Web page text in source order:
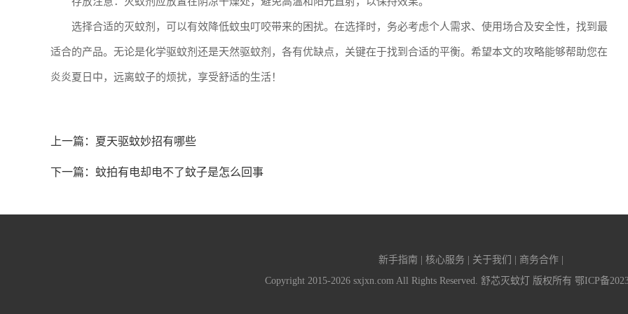
选择合适的灭蚊剂，可以有效降低蚊虫叮咬带来的困扰。在选择时，务必考虑个人需求、使用场合及安全性，找到最
适合的产品。无论是化学驱蚊剂还是天然驱蚊剂，各有优缺点，关键在于找到合适的平衡。希望本文的攻略能够帮助您在
炎炎夏日中，远离蚊子的烦扰，享受舒适的生活！
上一篇： 夏天驱蚊妙招有哪些
下一篇： 蚊拍有电却电不了蚊子是怎么回事
新手指南 | 核心服务 | 关于我们 | 商务合作 |
Copyright 2015-2026 sxjxn.com All Rights Reserved. 舒芯灭蚊灯 版权所有 鄂ICP备